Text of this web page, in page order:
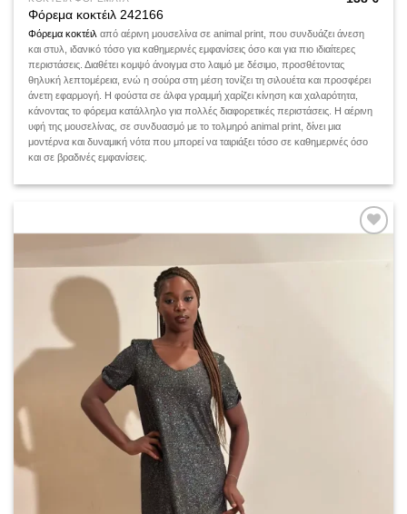
Φόρεμα κοκτέιλ 242166
Φόρεμα κοκτέιλ από αέρινη μουσελίνα σε animal print, που συνδυάζει άνεση
και στυλ, ιδανικό τόσο για καθημερινές εμφανίσεις όσο και για πιο ιδιαίτερες
περιστάσεις. Διαθέτει κομψό άνοιγμα στο λαιμό με δέσιμο, προσθέτοντας
θηλυκή λεπτομέρεια, ενώ η σούρα στη μέση τονίζει τη σιλουέτα και προσφέρει
άνετη εφαρμογή. Η φούστα σε άλφα γραμμή χαρίζει κίνηση και χαλαρότητα,
κάνοντας το φόρεμα κατάλληλο για πολλές διαφορετικές περιστάσεις. Η αέρινη
υφή της μουσελίνας, σε συνδυασμό με το τολμηρό animal print, δίνει μια
μοντέρνα και δυναμική νότα που μπορεί να ταιριάξει τόσο σε καθημερινές όσο
και σε βραδινές εμφανίσεις.